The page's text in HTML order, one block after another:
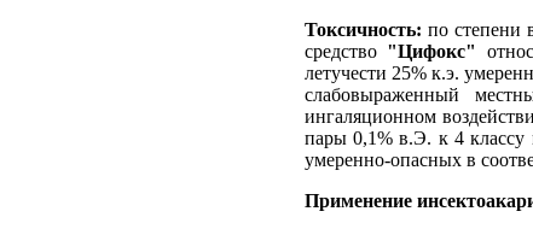
Токсичность: по степени
средство "Цифокс"
летучести 25% к.э.
слабовыраженный
ингаляционном
пары 0,1% в.Э. к 4 классу
умеренно-опасных в
Применение